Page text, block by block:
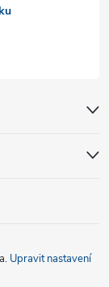
Upravit nastavení